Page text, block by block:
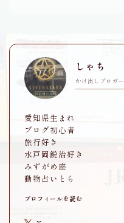
しゃち
かけ出しブロガー
愛知県生まれ
ブログ初心者
旅行好き
水戸岡鋭治好き
みずがめ座
動物占いとら
プロフィールを読む